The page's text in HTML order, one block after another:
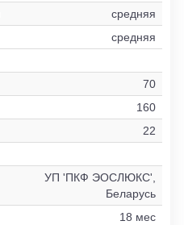
средняя
средняя
70
160
22
УП 'ПКФ ЭОСЛЮКС',
Беларусь
18 мес